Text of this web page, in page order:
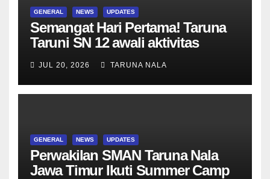
GENERAL NEWS UPDATES
Semangat Hari Pertama! Taruna
Taruni SN 12 awali aktivitas
Asesmen Diagnostik
JUL 20, 2026 TARUNA NALA
GENERAL NEWS UPDATES
Perwakilan SMAN Taruna Nala
Jawa Timur Ikuti Summer Camp